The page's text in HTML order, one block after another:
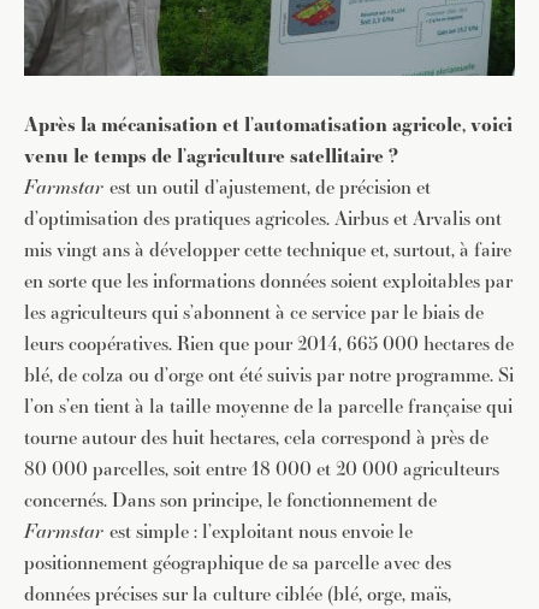
Après la mécanisation et l’automatisation agricole, voici
venu le temps de l’agriculture satellitaire ?
Farmstar est un outil d’ajustement, de précision et
d’optimisation des pratiques agricoles. Airbus et Arvalis ont
mis vingt ans à développer cette technique et, surtout, à faire
en sorte que les informations données soient exploitables par
les agriculteurs qui s’abonnent à ce service par le biais de
leurs coopératives. Rien que pour 2014, 665 000 hectares de
blé, de colza ou d’orge ont été suivis par notre programme. Si
l’on s’en tient à la taille moyenne de la parcelle française qui
tourne autour des huit hectares, cela correspond à près de
80 000 parcelles, soit entre 18 000 et 20 000 agriculteurs
concernés. Dans son principe, le fonctionnement de
Farmstar est simple : l’exploitant nous envoie le
positionnement géographique de sa parcelle avec des
données précises sur la culture ciblée (blé, orge, maïs,